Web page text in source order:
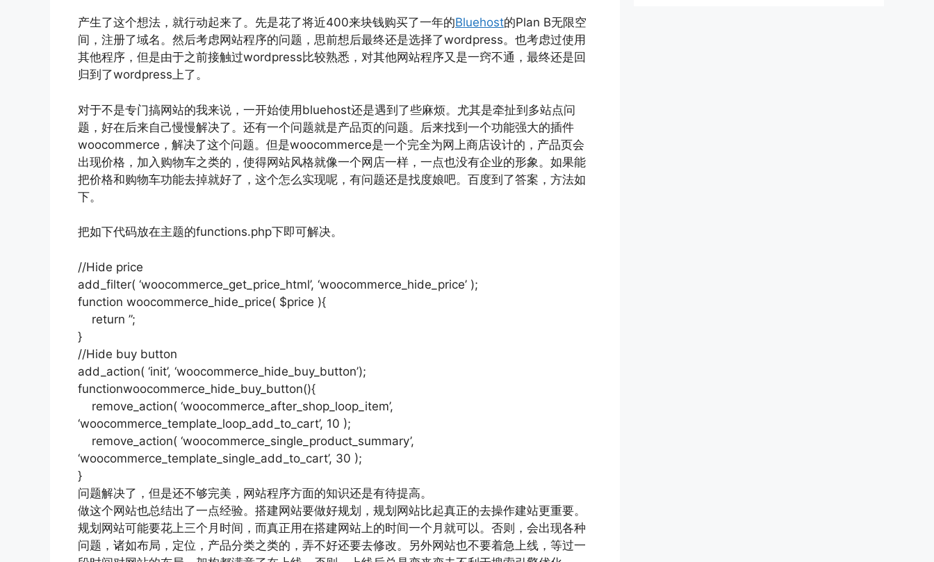
产生了这个想法，就行动起来了。先是花了将近400来块钱购买了一年的Bluehost的Plan B无限空
间，注册了域名。然后考虑网站程序的问题，思前想后最终还是选择了wordpress。也考虑过使用
其他程序，但是由于之前接触过wordpress比较熟悉，对其他网站程序又是一窍不通，最终还是回
归到了wordpress上了。
对于不是专门搞网站的我来说，一开始使用bluehost还是遇到了些麻烦。尤其是牵扯到多站点问
题，好在后来自己慢慢解决了。还有一个问题就是产品页的问题。后来找到一个功能强大的插件
woocommerce，解决了这个问题。但是woocommerce是一个完全为网上商店设计的，产品页会
出现价格，加入购物车之类的，使得网站风格就像一个网店一样，一点也没有企业的形象。如果能
把价格和购物车功能去掉就好了，这个怎么实现呢，有问题还是找度娘吧。百度到了答案，方法如
下。
把如下代码放在主题的functions.php下即可解决。
//Hide price
add_filter( ‘woocommerce_get_price_html’, ‘woocommerce_hide_price’ );
function woocommerce_hide_price( $price ){
return ”;
}
//Hide buy button
add_action( ‘init’, ‘woocommerce_hide_buy_button’);
functionwoocommerce_hide_buy_button(){
remove_action( ‘woocommerce_after_shop_loop_item’,
‘woocommerce_template_loop_add_to_cart’, 10 );
remove_action( ‘woocommerce_single_product_summary’,
‘woocommerce_template_single_add_to_cart’, 30 );
}
问题解决了，但是还不够完美，网站程序方面的知识还是有待提高。
做这个网站也总结出了一点经验。搭建网站要做好规划，规划网站比起真正的去操作建站更重要。
规划网站可能要花上三个月时间，而真正用在搭建网站上的时间一个月就可以。否则，会出现各种
问题，诸如布局，定位，产品分类之类的，弄不好还要去修改。另外网站也不要着急上线，等过一